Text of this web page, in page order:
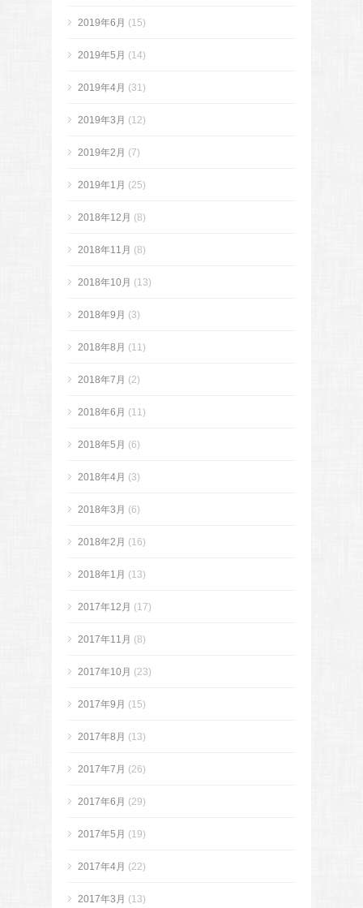
2019年6月 (15)
2019年5月 (14)
2019年4月 (31)
2019年3月 (12)
2019年2月 (7)
2019年1月 (25)
2018年12月 (8)
2018年11月 (8)
2018年10月 (13)
2018年9月 (3)
2018年8月 (11)
2018年7月 (2)
2018年6月 (11)
2018年5月 (6)
2018年4月 (3)
2018年3月 (6)
2018年2月 (16)
2018年1月 (13)
2017年12月 (17)
2017年11月 (8)
2017年10月 (23)
2017年9月 (15)
2017年8月 (13)
2017年7月 (26)
2017年6月 (29)
2017年5月 (19)
2017年4月 (22)
2017年3月 (13)